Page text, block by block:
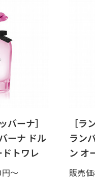
バーナ］
ーナ ドル
トワレ
円～
［ラ
ラン
ン オ
販売